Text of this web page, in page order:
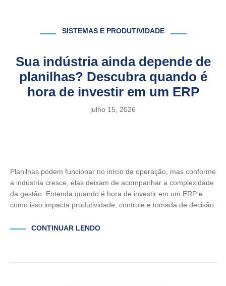
SISTEMAS E PRODUTIVIDADE
Sua indústria ainda depende de
planilhas? Descubra quando é
hora de investir em um ERP
julho 15, 2026
Planilhas podem funcionar no início da operação, mas conforme
a indústria cresce, elas deixam de acompanhar a complexidade
da gestão. Entenda quando é hora de investir em um ERP e
como isso impacta produtividade, controle e tomada de decisão.
CONTINUAR LENDO